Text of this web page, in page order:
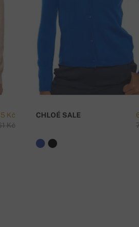
dopravy je 59 Kč
zdarma!
Kč
Kč
CHLOÉ SALE